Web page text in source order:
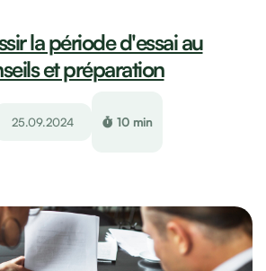
la période d'essai au
et préparation
25.09.2024 10 min